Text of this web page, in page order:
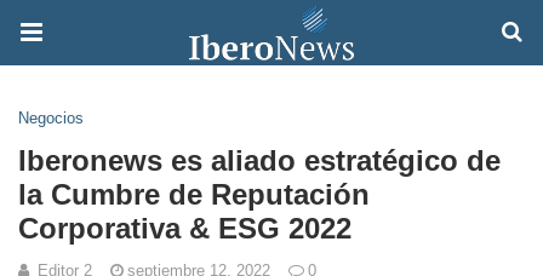
Negocios
Iberonews es aliado estratégico de
la Cumbre de Reputación
Corporativa & ESG 2022
Editor 2 septiembre 12, 2022 0